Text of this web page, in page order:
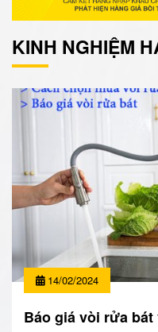
KINH NGHIỆM
14/02/2024
Báo giá vòi rửa